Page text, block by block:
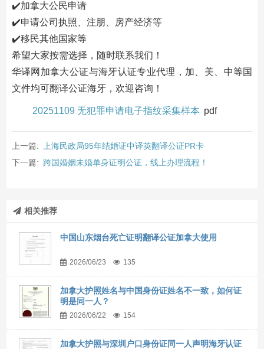
✔️加拿大公民申请
✔️申请公司执照、注朋、房产经济等
✔️移民其他国家等
希望大家按需选择，随时联系我们！
华译网加拿大公证与海牙认证专业代理，加、美、中等国
文件均可翻译公证海牙，欢迎咨询！
20251109 无犯罪申请电子指纹采集样本 pdf
上一篇:
上海民政局95年结婚证中译英翻译公证PR卡
下一篇: 跨国婚姻未婚单身证明公证，线上办理流程！
相关推荐
中国山东烟台死亡证明翻译公证加拿大使用
2026/06/23 135
加拿大护照姓名与中国身份证姓名不一致，如何证
明是同一人？
2026/06/22 154
加拿大护照与深圳户口身份证同一人声明海牙认证